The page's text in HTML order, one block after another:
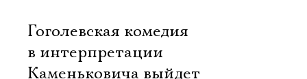
Гоголевская комедия
в интерпретации
Каменьковича выйдет